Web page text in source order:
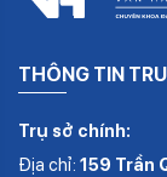
THÔNG TIN
Trụ sở chính:
Địa chỉ: 159 Trần